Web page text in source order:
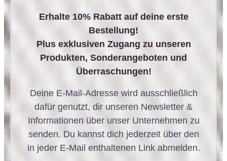
Erhalte 10% Rabatt auf deine erste
Bestellung!
Plus exklusiven Zugang zu unseren
Produkten, Sonderangeboten und
Überraschungen!
Deine E-Mail-Adresse wird ausschließlich
dafür genutzt, dir unseren Newsletter &
Informationen über unser Unternehmen zu
senden. Du kannst dich jederzeit über den
in jeder E-Mail enthaltenen Link abmelden.